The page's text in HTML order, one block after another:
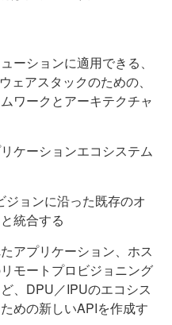
ーションに適用できる、
ェアスタックのための、
ワークとアーキテクチャ
ケーションエコシステム
ョンに沿った既存のオ
統合する
アプリケーション、ホス
モートプロビジョニング
、DPU／IPUのエコシス
めの新しいAPIを作成す